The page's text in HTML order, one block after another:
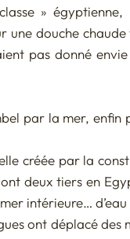
»
une douche
pas donné
par la mer, enfin
créée par la
deux tiers en
intérieure…
ont déplacé des